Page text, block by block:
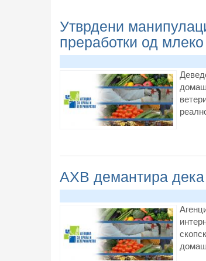
Утврдени
преработки од млеко
АХВ демантира дека